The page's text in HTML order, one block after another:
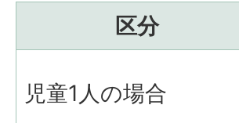
区分
児童1人の場合